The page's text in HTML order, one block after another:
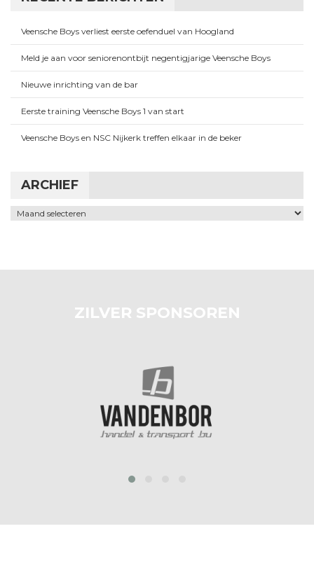
Veensche Boys verliest eerste oefenduel van Hoogland
Meld je aan voor seniorenontbijt negentigjarige Veensche Boys
Nieuwe inrichting van de bar
Eerste training Veensche Boys 1 van start
Veensche Boys en NSC Nijkerk treffen elkaar in de beker
ARCHIEF
Archief
ZILVER SPONSOREN
prev